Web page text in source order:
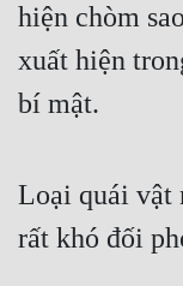
hiện chòm
xuất hiện
bí mật.
Loại quái vật
rất khó đối